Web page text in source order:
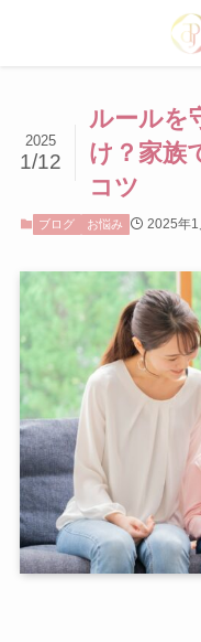
ルールを
け？家族
コツ
2025
1/12
ブログ お悩み 2025年1